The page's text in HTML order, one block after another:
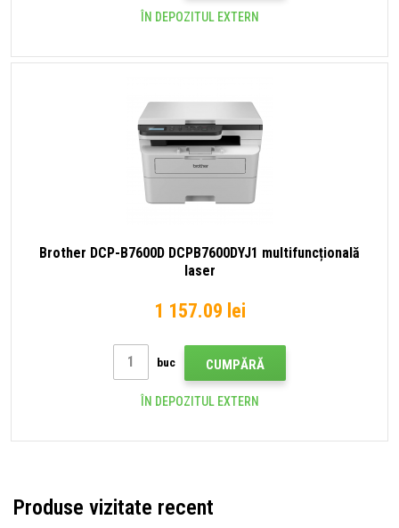
ÎN DEPOZITUL EXTERN
Brother DCP-B7600D DCPB7600DYJ1 multifuncțională
laser
1 157.09 lei
buc CUMPĂRĂ
ÎN DEPOZITUL EXTERN
Produse vizitate recent